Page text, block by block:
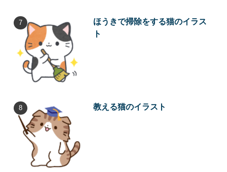
ほうきで掃除をする猫のイラス
ト
教える猫のイラスト